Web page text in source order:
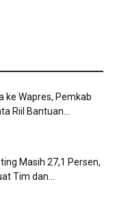
ke Wapres, Pemkab
Riil Bantuan...
Masih 27,1 Persen,
Tim dan...